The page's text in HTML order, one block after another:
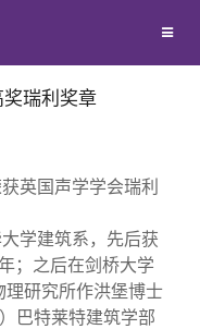
瑞利奖章
英国声学学会瑞利
学建筑系，先后获
；之后在剑桥大学
研究所作洪堡博士
）巴特莱特建筑学部